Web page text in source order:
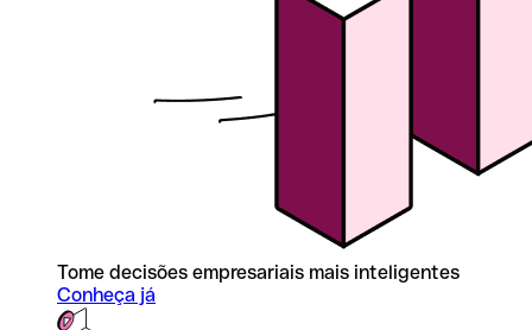
Tome decisões empresariais mais inteligentes
Conheça já